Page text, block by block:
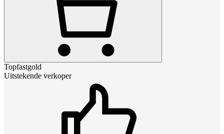
Topfastgold
Uitstekende verkoper